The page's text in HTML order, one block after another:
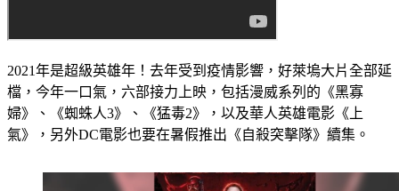
2021年是超級英雄年！去年受到疫情影響，好萊塢大片全部延
檔，今年一口氣，六部接力上映，包括漫威系列的《黑寡
婦》、《蜘蛛人3》、《猛毒2》，以及華人英雄電影《上